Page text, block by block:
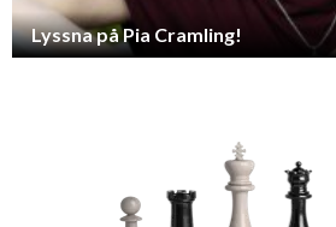
Lyssna på Pia Cramling!